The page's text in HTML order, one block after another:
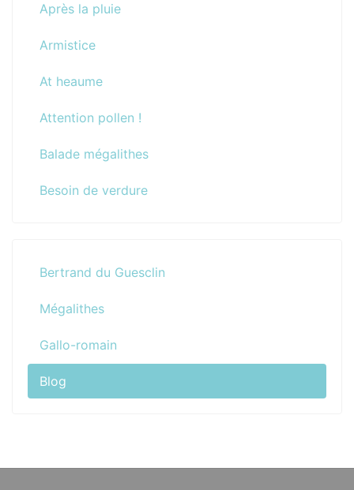
Après la pluie
Armistice
At heaume
Attention pollen !
Balade mégalithes
Besoin de verdure
Bertrand du Guesclin
Mégalithes
Gallo-romain
Blog